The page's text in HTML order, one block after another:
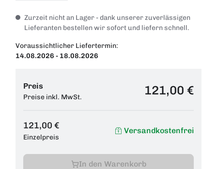
Zurzeit nicht an Lager - dank unserer zuverlässigen
Lieferanten bestellen wir sofort und liefern schnell.
Voraussichtlicher Liefertermin:
14.08.2026 - 18.08.2026
Preis
Preise inkl. MwSt. 121,00 €
121,00 €
Einzelpreis
Versandkostenfrei
In den Warenkorb